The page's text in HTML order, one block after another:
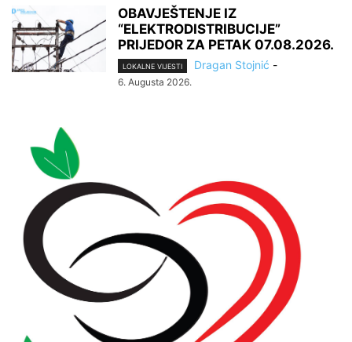
OBAVJEŠTENJE IZ
“ELEKTRODISTRIBUCIJE”
PRIJEDOR ZA PETAK 07.08.2026.
LOKALNE VIJESTI Dragan Stojnić -
6. Augusta 2026.